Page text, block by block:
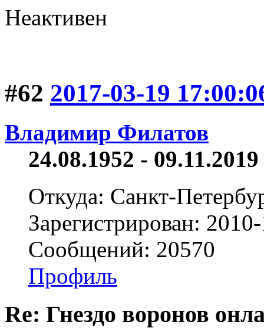
Неактивен
#62 2017-03-19
Владимир Филатов
24.08.1952 -
Откуда: Санкт-
Зарегистрирован:
Сообщений: 20570
Профиль
Re: Гнездо воронов